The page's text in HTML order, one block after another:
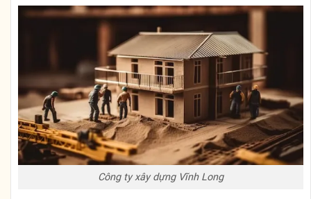
Công ty xây dựng Vĩnh Long